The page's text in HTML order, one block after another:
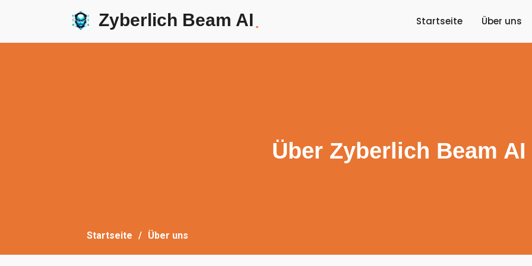
Zyberlich Beam AI. Startseite Über uns
Über Zyberlich Beam AI
Startseite Über uns